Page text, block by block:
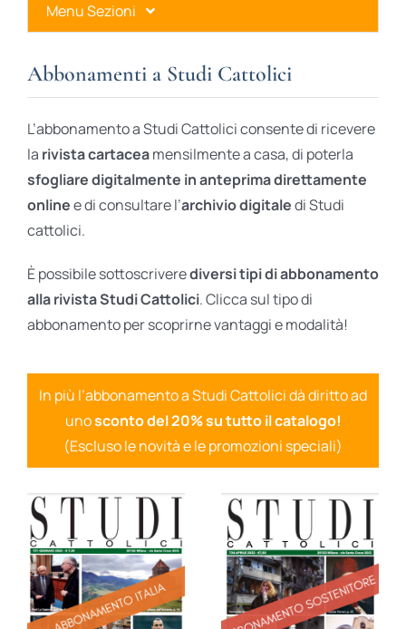
Menu Sezioni
Ares Gold
Ares Digital
Ares Gift Card
Abbonamenti a Studi Cattolici
L’abbonamento a Studi Cattolici consente di ricevere
la rivista cartaceamensilmente a casa, di poterla
sfogliare digitalmente in anteprima direttamente
onlinee di consultare l’archivio digitaledi Studi
cattolici.
È possibile sottoscriverediversi tipi di abbonamento
alla rivista Studi Cattolici. Clicca sul tipo di
abbonamento per scoprirne vantaggi e modalità!
In più l’abbonamento a Studi Cattolici dà diritto ad
unosconto del 20% su tutto il catalogo!
(Escluso le novità e le promozioni speciali)